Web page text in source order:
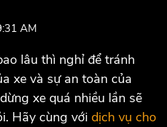
AM
lâu thì nghỉ để tránh
xe và sự an toàn của
xe quá nhiều lần sẽ
Hãy cùng với dịch vụ cho